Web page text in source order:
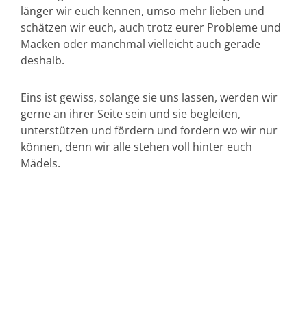
länger wir euch kennen, umso mehr lieben und
schätzen wir euch, auch trotz eurer Probleme und
Macken oder manchmal vielleicht auch gerade
deshalb.
Eins ist gewiss, solange sie uns lassen, werden wir
gerne an ihrer Seite sein und sie begleiten,
unterstützen und fördern und fordern wo wir nur
können, denn wir alle stehen voll hinter euch
Mädels.